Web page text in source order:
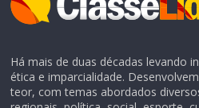
Há mais de duas décadas levando
ética e imparcialidade.
teor, com temas abordados